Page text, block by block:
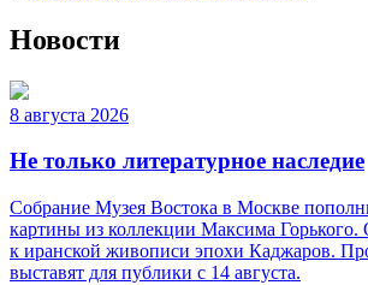
Новости
8 августа 2026
Не только литературное наследие
Собрание Музея Востока в Москве
картины из коллекции Максима Горького.
к иранской живописи эпохи Каджаров.
выставят для публики с 14 августа.